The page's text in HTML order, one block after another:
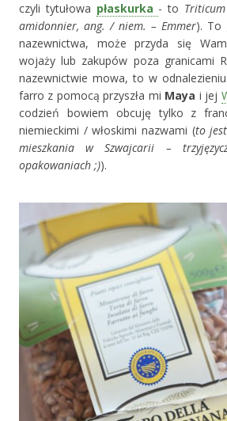
czyli tytułowa płaskurka - to
amidonnier, ang. / niem. – Emmer). To
nazewnictwa, może przyda się
wojaży lub zakupów poza granicami
nazewnictwie mowa, to w
farro z pomocą przyszła mi Maya i jej
codzień bowiem obcuję tylko z
niemieckimi / włoskimi nazwami (to
mieszkania w Szwajcarii –
opakowaniach ;)).